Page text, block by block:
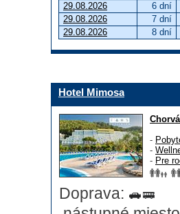
29.08.2026
6 dní
29.08.2026
7 dní
29.08.2026
8 dní
Hotel Mimosa
-
-
- Pre
Doprava: